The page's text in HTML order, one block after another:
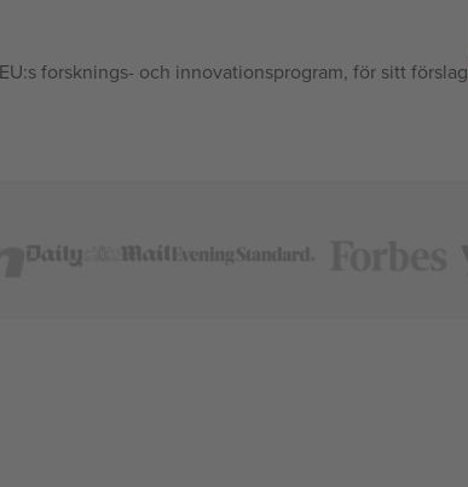
forsknings- och innovationsprogram, för sitt förslag